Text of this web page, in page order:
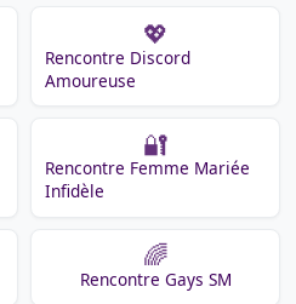
💖
Rencontre Discord
Amoureuse
🔐
Rencontre Femme Mariée
Infidèle
🌈
Rencontre Gays SM